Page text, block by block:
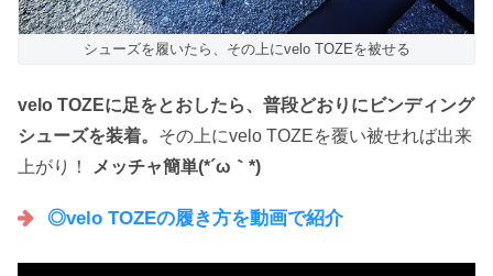
シューズを履いたら、その上にvelo TOZEを被せる
velo TOZEに足をとおしたら、普段どおりにビンディング
シューズを装着。 その上にvelo TOZEを覆い被せれば出来
上がり！
メッチャ簡単(*´ω｀*)
◎velo TOZEの履き方を動画で紹介